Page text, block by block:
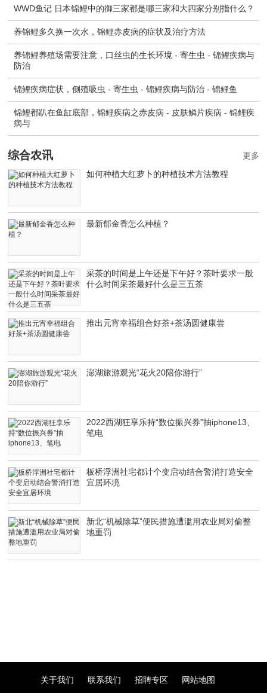
WWD鱼记 日本锦鲤中的御三家都是哪三家和大四家分别指什么？
养锦鲤多久换一次水，锦鲤赤皮病的症状及治疗方法
养锦鲤养殖场需要注意，口丝虫的生长环境 - 寄生虫 - 锦鲤疾病与
防治
锦鲤疾病症状，侧殖吸虫 - 寄生虫 - 锦鲤疾病与防治 - 锦鲤鱼
锦鲤都趴在鱼缸底部，锦鲤疾病之赤皮病 - 皮肤鳞片疾病 - 锦鲤疾
病与
综合农讯
如何种植大红萝卜的种植技术方法教程
最新郁金香怎么种植？
采茶的时间是上午还是下午好？茶叶要求一般
什么时间采茶最好什么是三五茶
推出元宵幸福组合好茶+茶汤圆健康尝
澎湖旅游观光“花火20陪你游行”
2022西湖狂享乐持“数位振兴券”抽iphone13、
笔电
板桥浮洲社宅都计个变启动结合警消打造安全
宜居环境
新北“机械除草”便民措施遭滥用农业局对偷整
地重罚
更多
关于我们 联系我们 招聘专区 网站地图